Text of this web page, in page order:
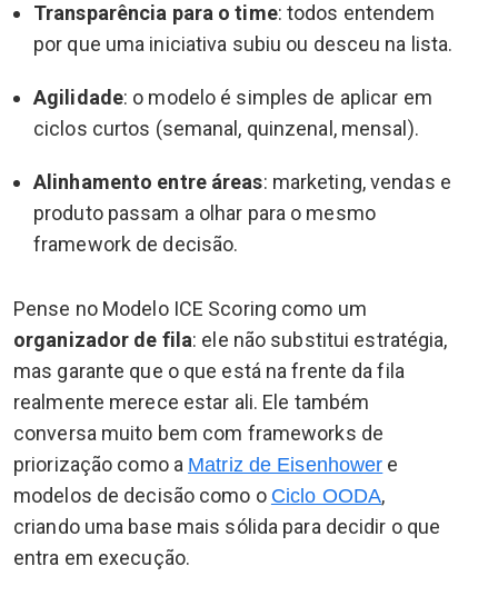
Transparência para o time: todos entendem
por que uma iniciativa subiu ou desceu na lista.
Agilidade: o modelo é simples de aplicar em
ciclos curtos (semanal, quinzenal, mensal).
Alinhamento entre áreas: marketing, vendas e
produto passam a olhar para o mesmo
framework de decisão.
Pense no Modelo ICE Scoring como um
organizador de fila: ele não substitui estratégia,
mas garante que o que está na frente da fila
realmente merece estar ali. Ele também
conversa muito bem com frameworks de
priorização como a Matriz de Eisenhower e
modelos de decisão como o Ciclo OODA,
criando uma base mais sólida para decidir o que
entra em execução.